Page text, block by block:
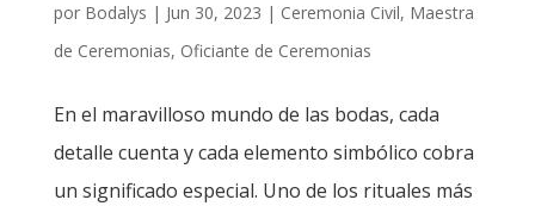
por Bodalys | Jun 30, 2023 | Ceremonia Civil, Maestra
de Ceremonias, Oficiante de Ceremonias
En el maravilloso mundo de las bodas, cada
detalle cuenta y cada elemento simbólico cobra
un significado especial. Uno de los rituales más